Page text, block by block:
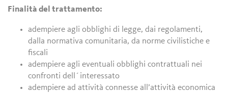
Finalità del trattamento:
adempiere agli obblighi di legge, dai regolamenti,
dalla normativa comunitaria, da norme civilistiche e
fiscali
adempiere agli eventuali obblighi contrattuali nei
confronti dell´interessato
adempiere ad attività connesse all’attività economica